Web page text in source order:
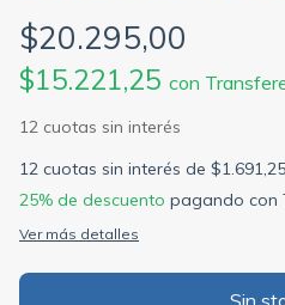
$20.295,00
$15.221,25 con
12 cuotas sin interés de $1.691,25
25% de descuento pagando con
Ver más detalles